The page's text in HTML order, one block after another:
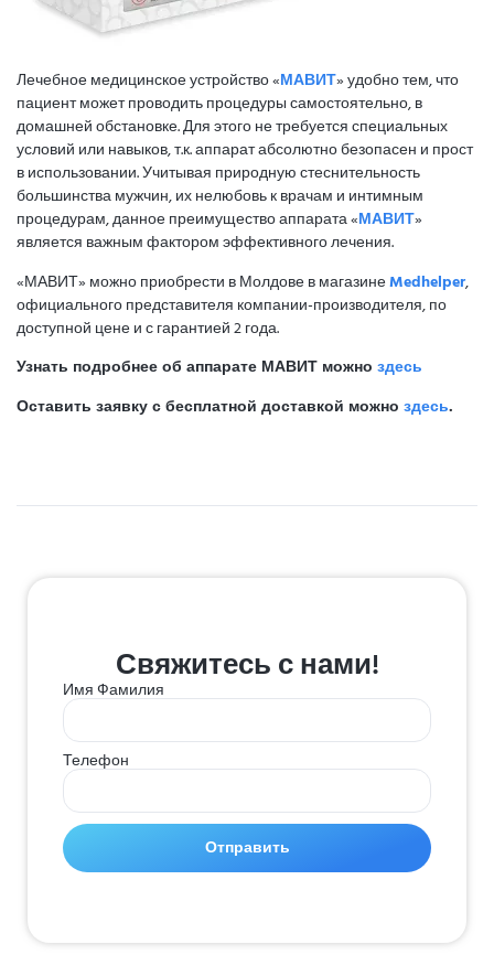
Лечебное медицинское устройство «МАВИТ» удобно тем, что
пациент может проводить процедуры самостоятельно, в
домашней обстановке. Для этого не требуется специальных
условий или навыков, т.к. аппарат абсолютно безопасен и прост
в использовании. Учитывая природную стеснительность
большинства мужчин, их нелюбовь к врачам и интимным
процедурам, данное преимущество аппарата «МАВИТ»
является важным фактором эффективного лечения.
«МАВИТ» можно приобрести в Молдове в магазинеMedhelper,
официального представителя компании-производителя, по
доступной цене и с гарантией 2 года.
Узнать подробнее об аппарате МАВИТ можно здесь
Оставить заявку с бесплатной доставкой можно здесь.
Свяжитесь с нами!
Имя Фамилия
Телефон
Отправить